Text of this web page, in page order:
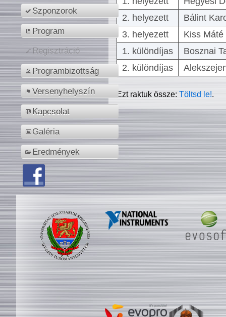
Szponzorok
Program
Regisztráció
Programbizottság
Versenyhelyszín
Kapcsolat
Galéria
Eredmények
2. helyezett
Bálint
3. helyezett
Kiss
1. különdíjas
Bosznai
2. különdíjas
Ezt raktuk össze:Töltsd le!.